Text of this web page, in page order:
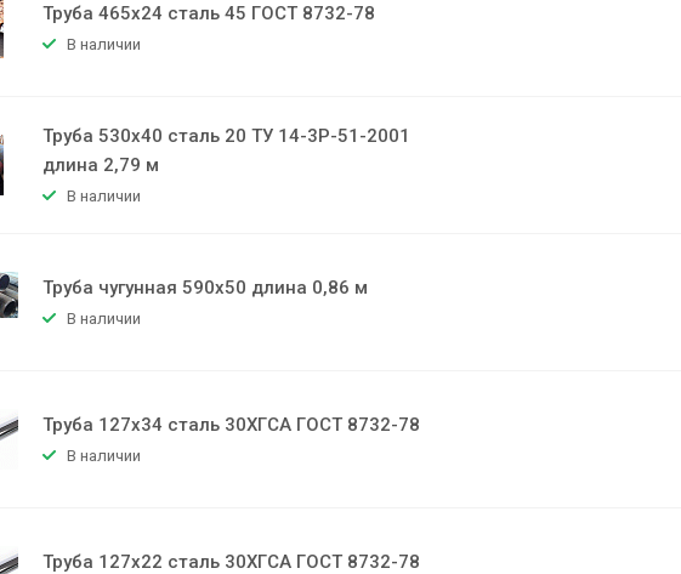
Труба 465х24 сталь 45 ГОСТ 8732-78
В наличии
Труба 530х40 сталь 20 ТУ 14-3Р-51-2001
длина 2,79 м
В наличии
Труба чугунная 590х50 длина 0,86 м
В наличии
Труба 127х34 сталь 30ХГСА ГОСТ 8732-78
В наличии
Труба 127х22 сталь 30ХГСА ГОСТ 8732-78